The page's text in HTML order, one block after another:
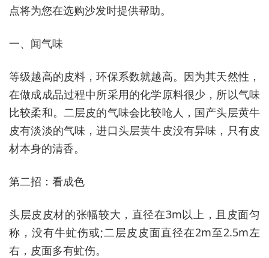
点将为您在选购沙发时提供帮助。
一、闻气味
等级越高的皮料，环保系数就越高。因为其天然性，
在做成成品过程中所采用的化学原料很少，所以气味
比较柔和。二层皮的气味会比较呛人，国产头层黄牛
皮有淡淡的气味，进口头层黄牛皮没有异味，只有皮
材本身的清香。
第二招：看成色
头层皮皮材的张幅较大，直径在3m以上，且皮面匀
称，没有牛虻伤或;二层皮皮面直径在2m至2.5m左
右，皮面多有虻伤。